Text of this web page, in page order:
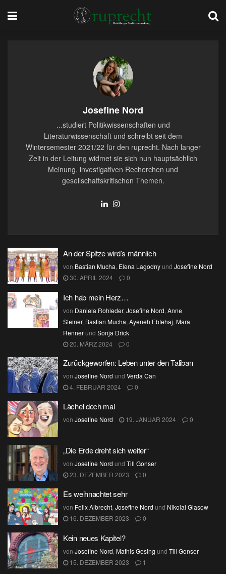
Josefine Nord
...studiert Politikwissenschaften und
Literaturwissenschaft und schreibt seit dem
Wintersemester 2021/22 für den ruprecht. Nach langer
Zeit in der Leitung widmet sie sich nun hauptsächlich
Meinung, investigativen Recherchen und
gesellschaftskritischen Themen.
An der Spitze wird’s männlich
von Bastian Mucha, Elena Lagodnyund Josefine Nord
30. APRIL 2024
0
Ich hab mein Herz…
von Daniela Rohleder, Josefine Nord, Anne
Steiner, Bastian Mucha, Ayeneh Ebtehaj, Mara
Rennerund Sonja Drick
20. MÄRZ 2024
0
Zurückgeworfen: Leben unter den Taliban
von Josefine Nord und Verda Can
4. FEBRUAR 2024
0
Lächel doch mal
von Josefine Nord 19. JANUAR 2024 0
„Die Erde dreht sich weiter“
von Josefine Nord und Till Gonser
23. DEZEMBER 2023
0
Es weihnachtet sehr
von Felix Albrecht, Josefine Nord und Nikolai Glasow
16. DEZEMBER 2023
0
Kein neues Kapitel?
von Josefine Nord, Mathis Gesing und Till Gonser
15. DEZEMBER 2023
1